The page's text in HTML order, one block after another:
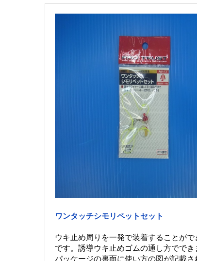
ワンタッチシモリペットセット
ウキ止め周りを一発で装着することがで
です。誘導ウキ止めゴムの通し方ででき
パッケージの裏面に使い方の図が記載さ